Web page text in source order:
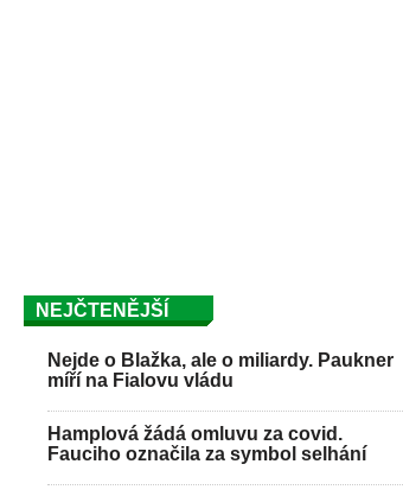
NEJČTENĚJŠÍ
Nejde o Blažka, ale o miliardy. Paukner
míří na Fialovu vládu
Hamplová žádá omluvu za covid.
Fauciho označila za symbol selhání